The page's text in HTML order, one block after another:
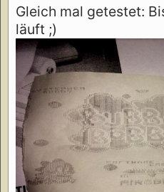
Gleich mal getestet:
läuft ;)